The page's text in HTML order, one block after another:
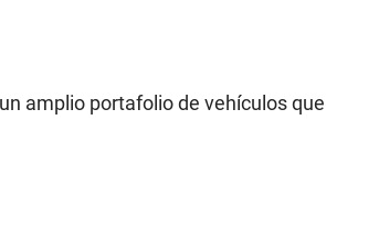
amplio portafolio de vehículos que